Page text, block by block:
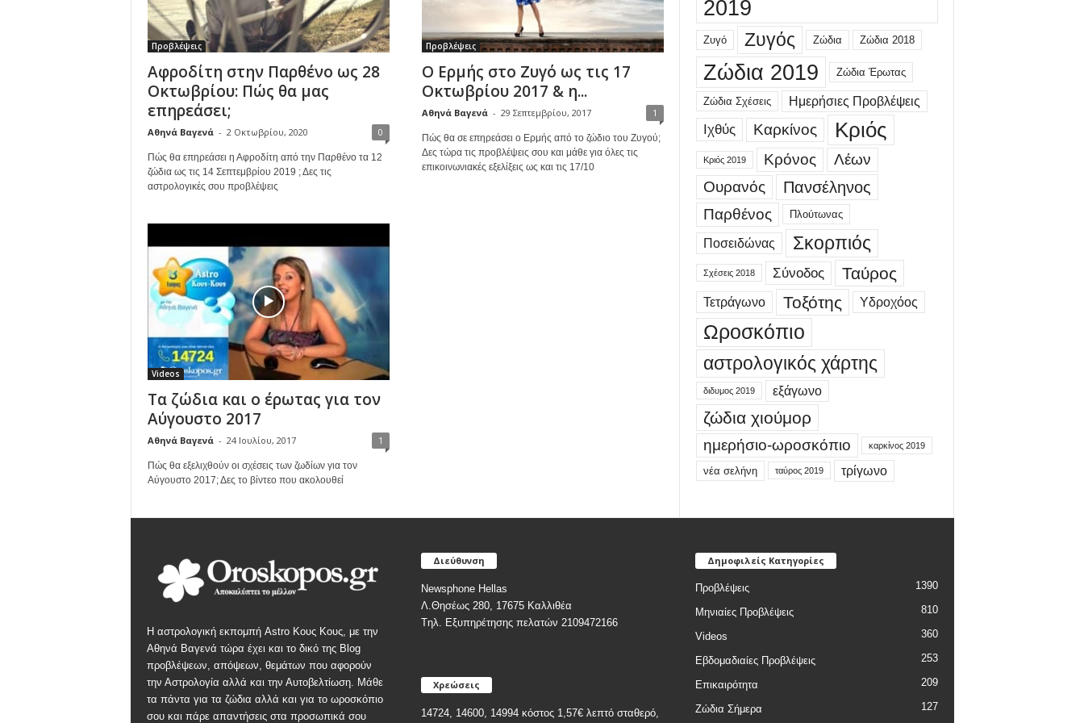
Προβλέψεις
Αφροδίτη στην Παρθένο ως 28
Οκτωβρίου: Πώς θα μας
επηρεάσει;
Αθηνά Βαγενά - 2 Οκτωβρίου, 2020 0
Πώς θα επηρεάσει η Αφροδίτη από την Παρθένο τα 12
ζώδια ως τις 14 Σεπτεμβρίου 2019 ; Δες τις
αστρολογικές σου προβλέψεις
Προβλέψεις
Ο Ερμής στο Ζυγό ως τις 17
Οκτωβρίου 2017 & η...
Αθηνά Βαγενά - 29 Σεπτεμβρίου, 2017 1
Πώς θα σε επηρεάσει ο Ερμής από το ζώδιο του Ζυγού;
Δες τώρα τις προβλέψεις σου και μάθε για όλες τις
επικοινωνιακές εξελίξεις ως και τις 17/10
Videos
Τα ζώδια και ο έρωτας για τον
Αύγουστο 2017
Αθηνά Βαγενά - 24 Ιουλίου, 2017 1
Πώς θα εξελιχθούν οι σχέσεις των ζωδίων για τον
Αύγουστο 2017; Δες το βίντεο που ακολουθεί
2019
Ζυγό Ζυγός Ζώδια Ζώδια 2018
Ζώδια 2019 Ζώδια Έρωτας
Ζώδια Σχέσεις Ημερήσιες Προβλέψεις
Ιχθύς Καρκίνος Κριός
Κριός 2019 Κρόνος
Λέων
Ουρανός
Πανσέληνος
Παρθένος Πλούτωνας
Ποσειδώνας Σκορπιός
Σχέσεις 2018 Σύνοδος Ταύρος
Τετράγωνο Τοξότης Υδροχόος
Ωροσκόπιο
αστρολογικός χάρτης
διδυμος 2019 εξάγωνο
ζώδια χιούμορ
ημερήσιο-ωροσκόπιο καρκίνος 2019
νέα σελήνη ταύρος 2019 τρίγωνο
Η αστρολογική εκπομπή Astro Κους Κους, με την
Αθηνά Βαγενά τώρα έχει και το δικό της Blog
προβλέψεων, απόψεων, θεμάτων που αφορούν
την Αστρολογία αλλά και την Αυτοβελτίωση. Μάθε
τα πάντα για τα ζώδια αλλά και για το ωροσκόπιο
σου και πάρε απαντήσεις στα προσωπικά σου
Διεύθυνση
Newsphone Hellas
Λ.Θησέως 280, 17675 Καλλιθέα
Tηλ. Εξυπηρέτησης πελατών 2109472166
Χρεώσεις
14724, 14600, 14994 κόστος 1,57€ λεπτό σταθερό,
Δημοφιλείς Κατηγορίες
Προβλέψεις 1390
Μηνιαίες Προβλέψεις 810
Videos 360
Εβδομαδιαίες Προβλέψεις 253
Επικαιρότητα 209
Ζώδια Σήμερα 127